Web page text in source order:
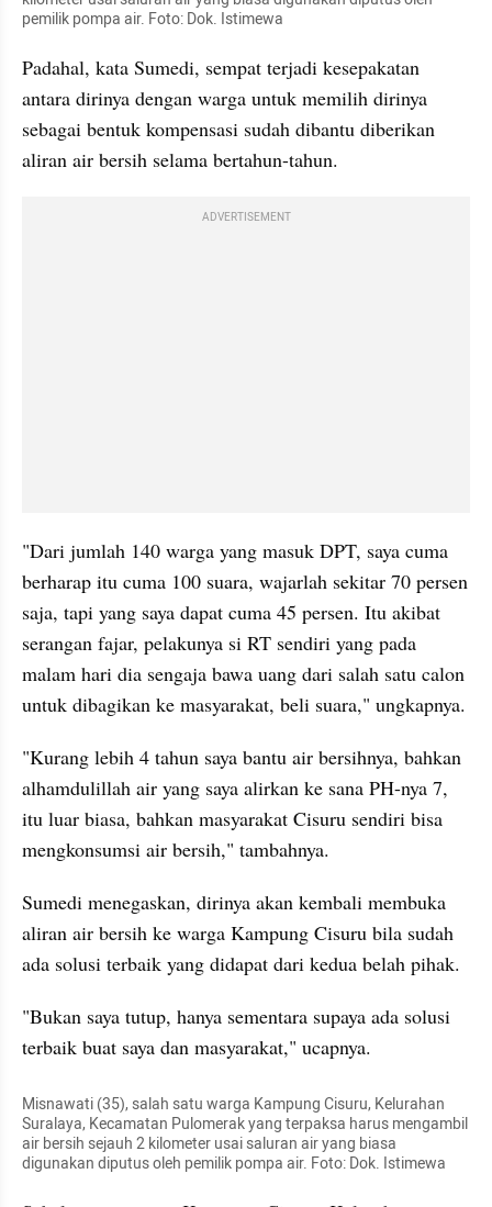
pemilik pompa air. Foto: Dok. Istimewa
Padahal, kata Sumedi, sempat terjadi kesepakatan
antara dirinya dengan warga untuk memilih dirinya
sebagai bentuk kompensasi sudah dibantu diberikan
aliran air bersih selama bertahun-tahun.
ADVERTISEMENT
"Dari jumlah 140 warga yang masuk DPT, saya cuma
berharap itu cuma 100 suara, wajarlah sekitar 70 persen
saja, tapi yang saya dapat cuma 45 persen. Itu akibat
serangan fajar, pelakunya si RT sendiri yang pada
malam hari dia sengaja bawa uang dari salah satu calon
untuk dibagikan ke masyarakat, beli suara," ungkapnya.
"Kurang lebih 4 tahun saya bantu air bersihnya, bahkan
alhamdulillah air yang saya alirkan ke sana PH-nya 7,
itu luar biasa, bahkan masyarakat Cisuru sendiri bisa
mengkonsumsi air bersih," tambahnya.
Sumedi menegaskan, dirinya akan kembali membuka
aliran air bersih ke warga Kampung Cisuru bila sudah
ada solusi terbaik yang didapat dari kedua belah pihak.
"Bukan saya tutup, hanya sementara supaya ada solusi
terbaik buat saya dan masyarakat," ucapnya.
Misnawati (35), salah satu warga Kampung Cisuru, Kelurahan
Suralaya, Kecamatan Pulomerak yang terpaksa harus mengambil
air bersih sejauh 2 kilometer usai saluran air yang biasa
digunakan diputus oleh pemilik pompa air. Foto: Dok. Istimewa